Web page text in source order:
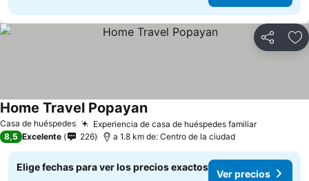
Compartir
Casa de huéspedes Experiencia de casa de huéspedes familiarVer
Home Travel PopayanVer precios
8,5 Excelente 226 a 1.8 km de: Centro de la ciudad
Elige fechas para ver los precios exactos
Ver precios